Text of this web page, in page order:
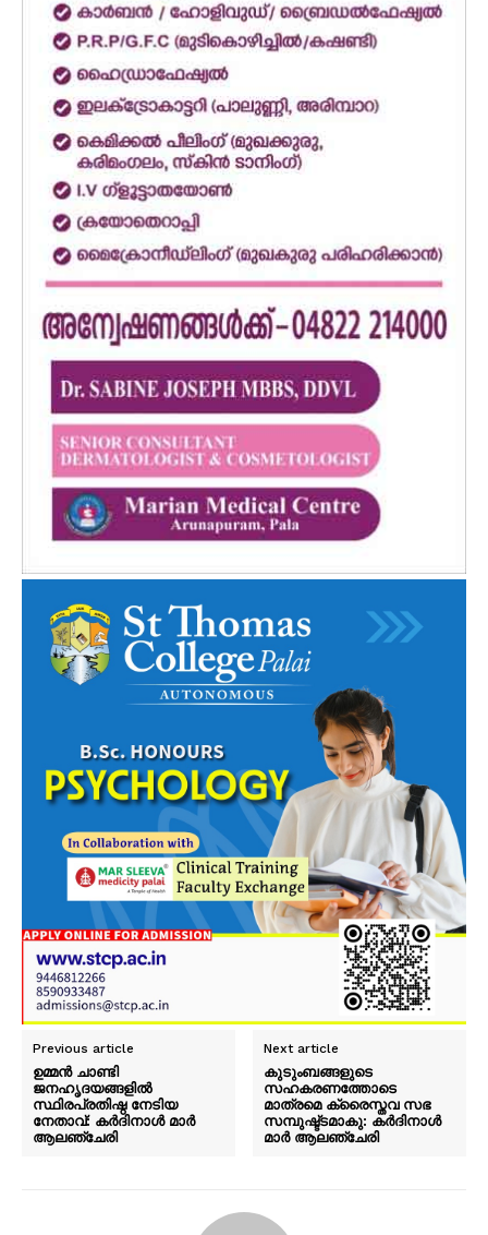
Previous article
ഉമ്മൻ ചാണ്ടി
ജനഹൃദയങ്ങളിൽ
സ്ഥിരപ്രതിഷ്ഠ നേടിയ
നേതാവ്: കർദിനാൾ മാർ
ആലഞ്ചേരി
Next article
കുടുംബങ്ങളുടെ
സഹകരണത്തോടെ
മാത്രമെ ക്രൈസ്തവ സഭ
സമ്പുഷ്ട്ടമാകു: കർദിനാൾ
മാർ ആലഞ്ചേരി